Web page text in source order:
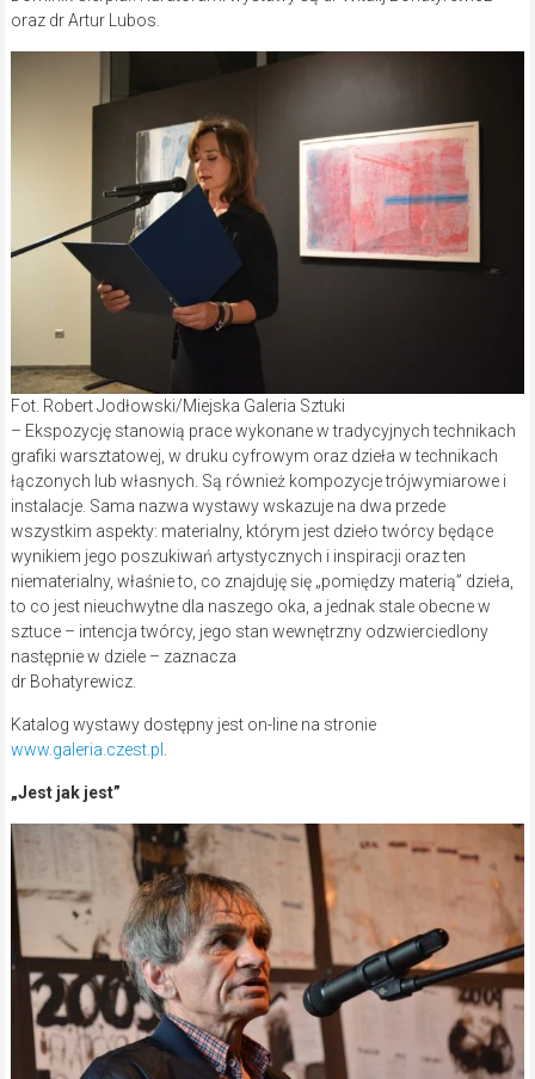
oraz dr Artur Lubos.
Fot. Robert Jodłowski/Miejska Galeria Sztuki
– Ekspozycję stanowią prace wykonane w tradycyjnych technikach
grafiki warsztatowej, w druku cyfrowym oraz dzieła w technikach
łączonych lub własnych. Są również kompozycje trójwymiarowe i
instalacje. Sama nazwa wystawy wskazuje na dwa przede
wszystkim aspekty: materialny, którym jest dzieło twórcy będące
wynikiem jego poszukiwań artystycznych i inspiracji oraz ten
niematerialny, właśnie to, co znajduję się „pomiędzy materią” dzieła,
to co jest nieuchwytne dla naszego oka, a jednak stale obecne w
sztuce – intencja twórcy, jego stan wewnętrzny odzwierciedlony
następnie w dziele – zaznacza
dr Bohatyrewicz.
Katalog wystawy dostępny jest on-line na stronie
www.galeria.czest.pl
„Jest jak jest”